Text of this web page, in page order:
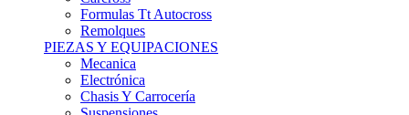
Formulas Tt Autocross
Remolques
PIEZAS Y EQUIPACIONES
Mecanica
Electrónica
Chasis Y Carrocería